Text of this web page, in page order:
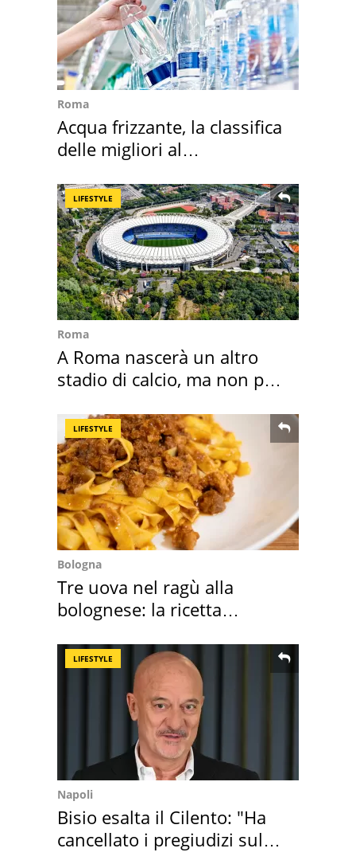
Roma
Acqua frizzante, la classifica
delle migliori al
LIFESTYLE
Roma
A Roma nascerà un altro
stadio di calcio, ma non per
LIFESTYLE
Bologna
Tre uova nel ragù alla
bolognese: la ricetta
LIFESTYLE
Napoli
Bisio esalta il Cilento: "Ha
cancellato i pregiudizi sul